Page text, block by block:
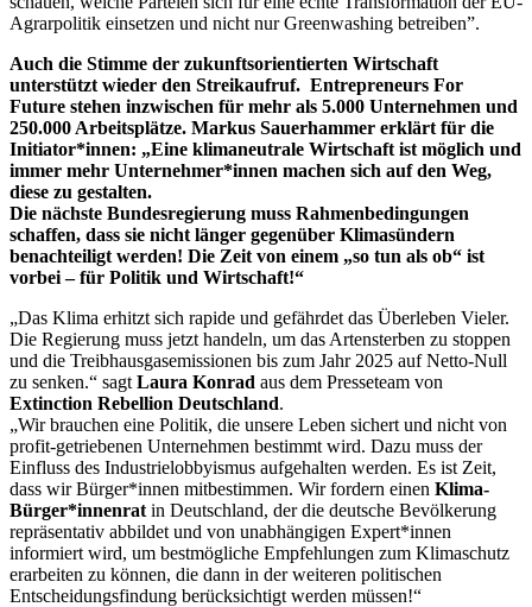
Agrarpolitik einsetzen und nicht nur Greenwashing betreiben”.
Auch die Stimme der zukunftsorientierten Wirtschaft
unterstützt wieder den Streikaufruf. Entrepreneurs For
Future stehen inzwischen für mehr als 5.000 Unternehmen und
250.000 Arbeitsplätze. Markus Sauerhammer erklärt für die
Initiator*innen: „Eine klimaneutrale Wirtschaft ist möglich und
immer mehr Unternehmer*innen machen sich auf den Weg,
diese zu gestalten.
Die nächste Bundesregierung muss Rahmenbedingungen
schaffen, dass sie nicht länger gegenüber Klimasündern
benachteiligt werden! Die Zeit von einem „so tun als ob“ ist
vorbei – für Politik und Wirtschaft!“
„Das Klima erhitzt sich rapide und gefährdet das Überleben Vieler.
Die Regierung muss jetzt handeln, um das Artensterben zu stoppen
und die Treibhausgasemissionen bis zum Jahr 2025 auf Netto-Null
zu senken.“ sagt Laura Konrad aus dem Presseteam von
Extinction Rebellion Deutschland.
„Wir brauchen eine Politik, die unsere Leben sichert und nicht von
profit-getriebenen Unternehmen bestimmt wird. Dazu muss der
Einfluss des Industrielobbyismus aufgehalten werden. Es ist Zeit,
dass wir Bürger*innen mitbestimmen. Wir fordern einen Klima-
Bürger*innenrat in Deutschland, der die deutsche Bevölkerung
repräsentativ abbildet und von unabhängigen Expert*innen
informiert wird, um bestmögliche Empfehlungen zum Klimaschutz
erarbeiten zu können, die dann in der weiteren politischen
Entscheidungsfindung berücksichtigt werden müssen!“